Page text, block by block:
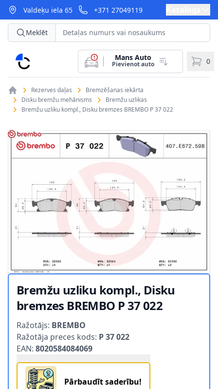
Valdeķu iela 65 +371 27049119
CarParts
Meklēt
Mans Auto
Pievienot auto 0
Rezerves daļas
Bremzēšanas iekārta
Disku bremžu mehānisms
Bremžu uzlikas
Bremžu uzliku kompl., Disku bremzes BREMBO P 37 022
Bremžu uzliku kompl., Disku
bremzes BREMBO P 37 022
Ražotājs: BREMBO
Ražotāja preces kods: P 37 022
EAN: 8020584084069
Pārbaudīt saderību!